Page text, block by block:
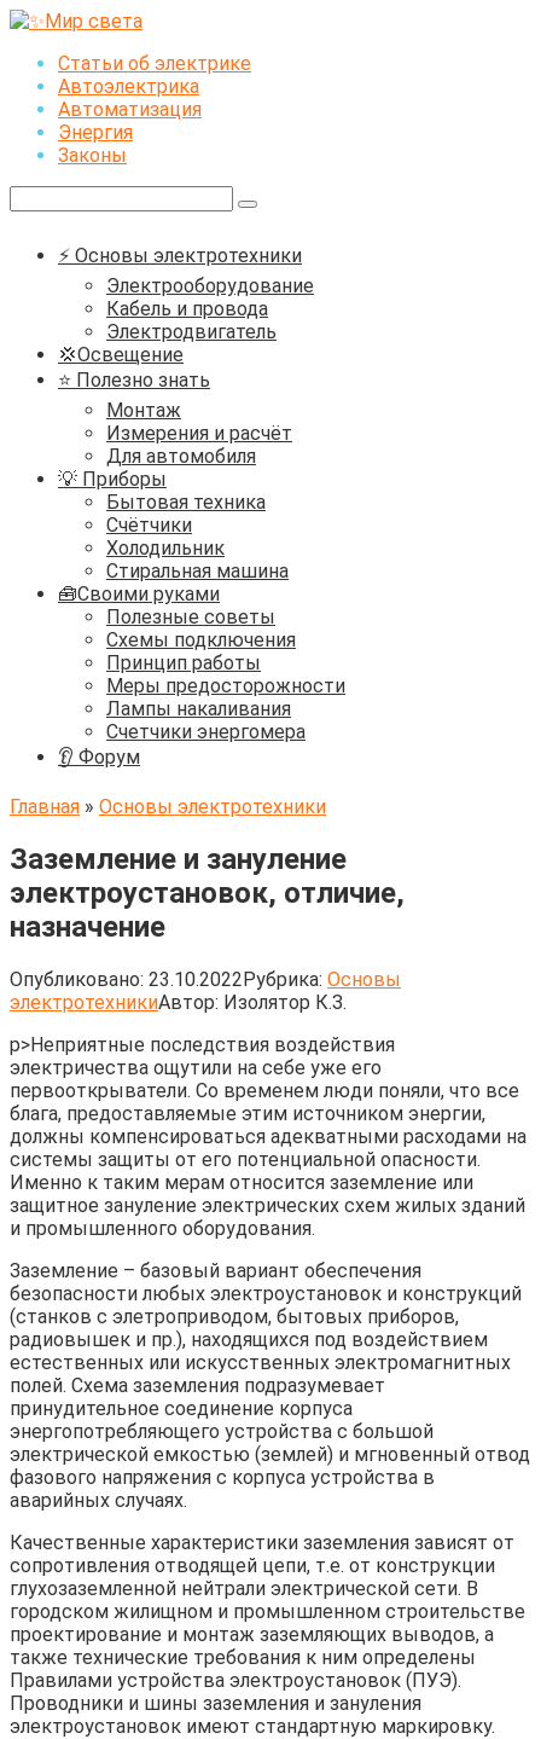
Перейти
контентуСтатьи об электрике
Автоэлектрика
Автоматизация
Энергия
Законы
⚡ Основы электротехники
Электрооборудование
Кабель и провода
Электродвигатель
💢Освещение
⭐ Полезно знать
Монтаж
Измерения и расчёт
Для автомобиля
💡 Приборы
Бытовая техника
Счётчики
Холодильник
Стиральная машина
🧰Своими руками
Полезные советы
Схемы подключения
Принцип работы
Меры предосторожности
Лампы накаливания
Счетчики энергомера
👂 Форум
Главная » Основы электротехники
Заземление и зануление
электроустановок, отличие,
назначение
Опубликовано: 23.10.2022Рубрика: Основы
электротехникиАвтор: Изолятор К.З.
p>Неприятные последствия воздействия
электричества ощутили на себе уже его
первооткрыватели. Со временем люди поняли, что все
блага, предоставляемые этим источником энергии,
должны компенсироваться адекватными расходами на
системы защиты от его потенциальной опасности.
Именно к таким мерам относится заземление или
защитное зануление электрических схем жилых зданий
и промышленного оборудования.
Заземление – базовый вариант обеспечения
безопасности любых электроустановок и конструкций
(станков с элетроприводом, бытовых приборов,
радиовышек и пр.), находящихся под воздействием
естественных или искусственных электромагнитных
полей. Схема заземления подразумевает
принудительное соединение корпуса
энергопотребляющего устройства с большой
электрической емкостью (землей) и мгновенный отвод
фазового напряжения с корпуса устройства в
аварийных случаях.
Качественные характеристики заземления зависят от
сопротивления отводящей цепи, т.е. от конструкции
глухозаземленной нейтрали электрической сети. В
городском жилищном и промышленном строительстве
проектирование и монтаж заземляющих выводов, а
также технические требования к ним определены
Правилами устройства электроустановок (ПУЭ).
Проводники и шины заземления и зануления
электроустановок имеют стандартную маркировку.